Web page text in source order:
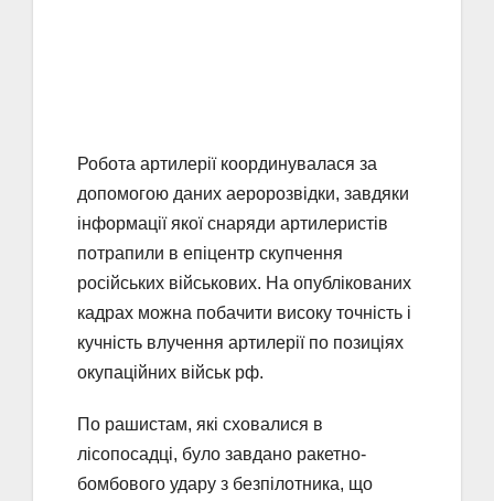
Робота артилерії координувалася за
допомогою даних аеророзвідки, завдяки
інформації якої снаряди артилеристів
потрапили в епіцентр скупчення
російських військових. На опублікованих
кадрах можна побачити високу точність і
кучність влучення артилерії по позиціях
окупаційних військ рф.
По рашистам, які сховалися в
лісопосадці, було завдано ракетно-
бомбового удару з безпілотника, що